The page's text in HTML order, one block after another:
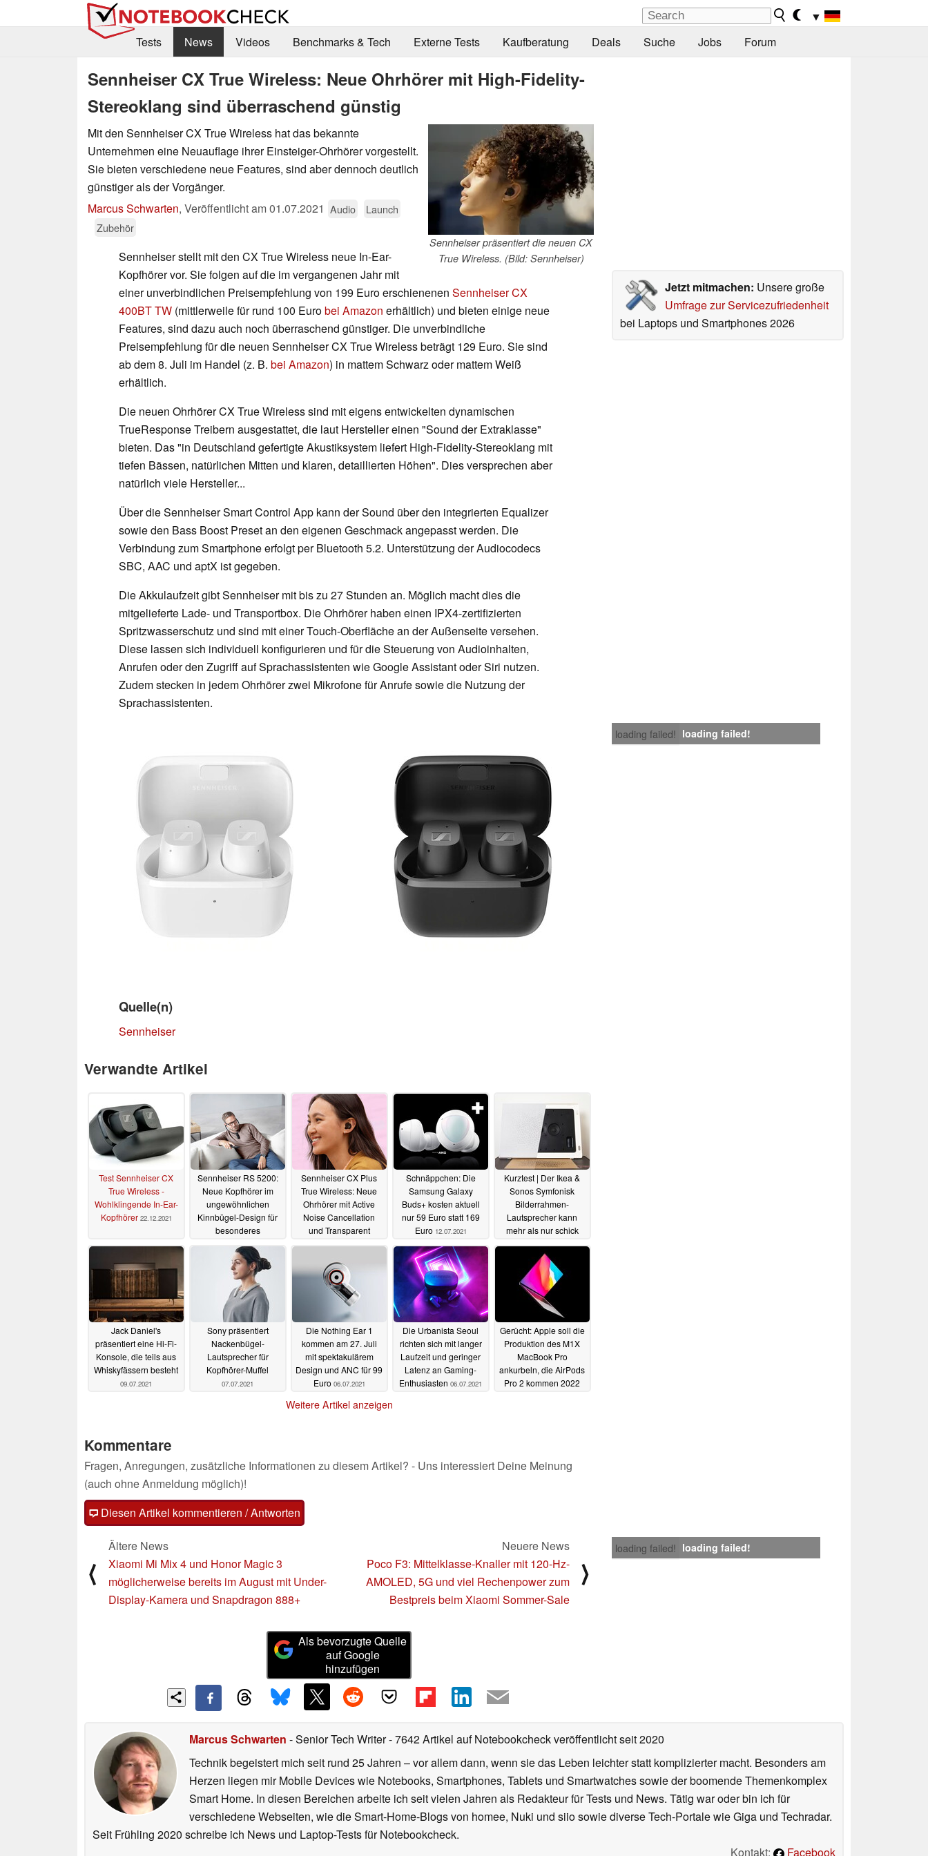
▼
Tests
News Videos Benchmarks & Tech Externe Tests Kaufberatung Deals Suche Jobs Forum
Sennheiser CX True Wireless: Neue Ohrhörer mit High-Fidelity-
Stereoklang sind überraschend günstig
Sennheiser präsentiert die neuen CX
True Wireless. (Bild: Sennheiser)
Mit den Sennheiser CX True Wireless hat das bekannte
Unternehmen eine Neuauflage ihrer Einsteiger-Ohrhörer vorgestellt.
Sie bieten verschiedene neue Features, sind aber dennoch deutlich
günstiger als der Vorgänger.
Marcus Schwarten, Veröffentlicht am01.07.2021 Audio
Launch
Zubehör
Jetzt mitmachen: Unsere große
Umfrage zur Servicezufriedenheit
bei Laptops und Smartphones 2026
Sennheiser stellt mit den CX True Wireless neue In-Ear-
Kopfhörer vor. Sie folgen auf die im vergangenen Jahr mit
einer unverbindlichen Preisempfehlung von 199 Euro erschienenen Sennheiser CX
400BT TW (mittlerweile für rund 100 Eurobei Amazon erhältlich) und bieten einige neue
Features, sind dazu auch noch überraschend günstiger. Die unverbindliche
Preisempfehlung für die neuen Sennheiser CX True Wireless beträgt 129 Euro. Sie sind
ab dem 8. Juli im Handel (z. B. bei Amazon) in mattem Schwarz oder mattem Weiß
erhältlich.
Die neuen Ohrhörer CX True Wireless sind mit eigens entwickelten dynamischen
TrueResponse Treibern ausgestattet, die laut Hersteller einen "Sound der Extraklasse"
bieten. Das "in Deutschland gefertigte Akustiksystem liefert High-Fidelity-Stereoklang mit
tiefen Bässen, natürlichen Mitten und klaren, detaillierten Höhen". Dies versprechen aber
natürlich viele Hersteller...
Über die Sennheiser Smart Control App kann der Sound über den integrierten Equalizer
sowie den Bass Boost Preset an den eigenen Geschmack angepasst werden. Die
Verbindung zum Smartphone erfolgt per Bluetooth 5.2. Unterstützung der Audiocodecs
SBC, AAC und aptX ist gegeben.
Die Akkulaufzeit gibt Sennheiser mit bis zu 27 Stunden an. Möglich macht dies die
mitgelieferte Lade- und Transportbox. Die Ohrhörer haben einen IPX4-zertifizierten
Spritzwasserschutz und sind mit einer Touch-Oberfläche an der Außenseite versehen.
Diese lassen sich individuell konfigurieren und für die Steuerung von Audioinhalten,
Anrufen oder den Zugriff auf Sprachassistenten wie Google Assistant oder Siri nutzen.
Zudem stecken in jedem Ohrhörer zwei Mikrofone für Anrufe sowie die Nutzung der
Sprachassistenten.
loading failed! loading failed!
Quelle(n)
Sennheiser
Verwandte Artikel
Test Sennheiser CX
True Wireless -
Wohlklingende In-Ear-
Kopfhörer 22.12.2021
Sennheiser RS 5200:
Neue Kopfhörer im
ungewöhnlichen
Kinnbügel-Design für
besonderes
04.10.2021
Sennheiser CX Plus
True Wireless: Neue
Ohrhörer mit Active
Noise Cancellation
und Transparent
Schnäppchen: Die
Samsung Galaxy
Buds+ kosten aktuell
nur 59 Euro statt 169
Euro 12.07.2021
Kurztest | Der Ikea &
Sonos Symfonisk
Bilderrahmen-
Lautsprecher kann
mehr als nur schick
09.07.2021
Jack Daniel's
präsentiert eine Hi-Fi-
Konsole, die teils aus
Whiskyfässern besteht
09.07.2021
Sony präsentiert
Nackenbügel-
Lautsprecher für
Kopfhörer-Muffel
07.07.2021
Die Nothing Ear 1
kommen am 27. Juli
mit spektakulärem
Design und ANC für 99
Euro 06.07.2021
Die Urbanista Seoul
richten sich mit langer
Laufzeit und geringer
Latenz an Gaming-
Enthusiasten 06.07.2021
Gerücht: Apple soll die
Produktion des M1X
MacBook Pro
ankurbeln, die AirPods
Pro 2 kommen 2022
Weitere Artikel anzeigen
Kommentare
Fragen, Anregungen, zusätzliche Informationen zu diesem Artikel? - Uns interessiert Deine Meinung
(auch ohne Anmeldung möglich)!
Diesen Artikel kommentieren / Antworten
loading failed! loading failed!
⟨
Ältere News
Xiaomi Mi Mix 4 und Honor Magic 3
möglicherweise bereits im August mit Under-
Display-Kamera und Snapdragon 888+
Neuere News
Poco F3: Mittelklasse-Knaller mit 120-Hz-
AMOLED, 5G und viel Rechenpower zum
Bestpreis beim Xiaomi Sommer-Sale
⟩
Als bevorzugte Quelle
auf Google
hinzufügen
Marcus Schwarten - Senior Tech Writer- 7642 Artikel auf Notebookcheck veröffentlichtseit 2020
Technik begeistert mich seit rund 25 Jahren – vor allem dann, wenn sie das Leben leichter statt komplizierter macht. Besonders am
Herzen liegen mir Mobile Devices wie Notebooks, Smartphones, Tablets und Smartwatches sowie der boomende Themenkomplex
Smart Home. In diesen Bereichen arbeite ich seit vielen Jahren als Redakteur für Tests und News. Tätig war oder bin ich für
verschiedene Webseiten, wie die Smart-Home-Blogs von homee, Nuki und siio sowie diverse Tech-Portale wie Giga und Techradar.
Seit Frühling 2020 schreibe ich News und Laptop-Tests für Notebookcheck.
Kontakt:
Facebook